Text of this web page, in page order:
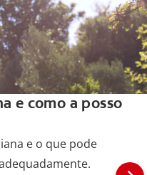
e como a posso
e o que pode